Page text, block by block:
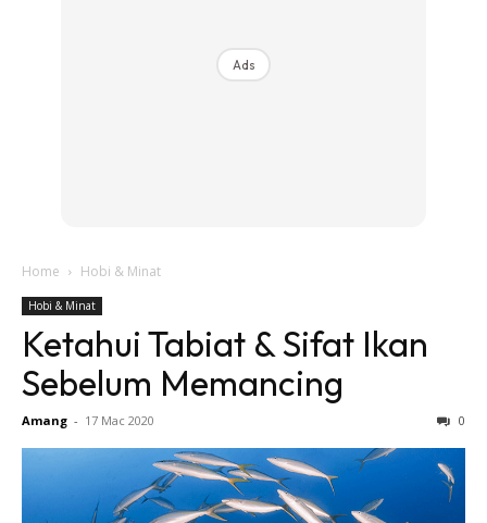
Ads
Home Hobi & Minat
Hobi & Minat
Ketahui Tabiat & Sifat Ikan
Sebelum Memancing
Amang - 17 Mac 2020 0